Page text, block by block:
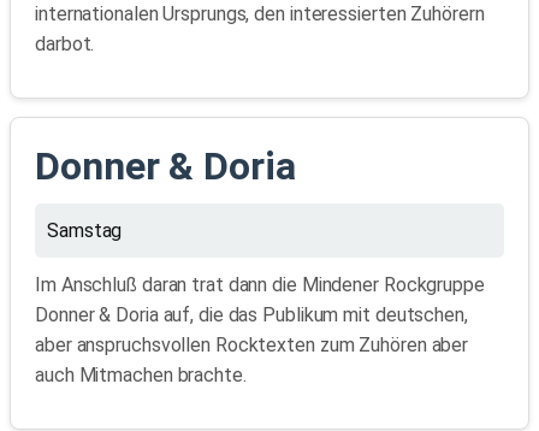
internationalen Ursprungs, den interessierten Zuhörern
darbot.
Donner & Doria
Samstag
Im Anschluß daran trat dann die Mindener Rockgruppe
Donner & Doria auf, die das Publikum mit deutschen,
aber anspruchsvollen Rocktexten zum Zuhören aber
auch Mitmachen brachte.